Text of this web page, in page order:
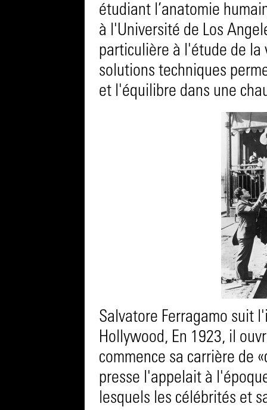
étudiant l’anatomie
à l'Université de Los
particulière à l'étude de la
solutions techniques
et l'équilibre dans une
Salvatore Ferragamo suit
Hollywood, En 1923, il
commence sa carrière de
presse l'appelait à
lesquels les célébrités et